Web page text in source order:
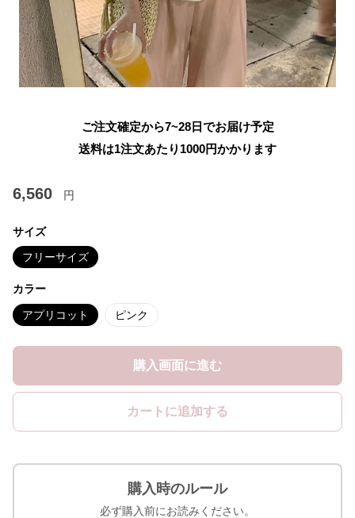
ご注文確定から7~28日でお届け予定
送料は1注文あたり 1000円かかります
6,560 円
サイズ
フリーサイズ
カラー
アプリコット ピンク
購入画面に進む
カートに追加する
購入時のルール
必ず購入前にお読みください。